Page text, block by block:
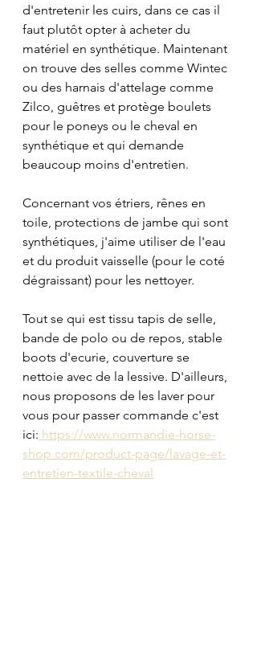
d'entretenir les cuirs, dans ce cas il
faut plutôt opter à acheter du
matériel en synthétique. Maintenant
on trouve des selles comme Wintec
ou des harnais d'attelage comme
Zilco, guêtres et protège boulets
pour le poneys ou le cheval en
synthétique et qui demande
beaucoup moins d'entretien.
Concernant vos étriers, rênes en
toile, protections de jambe qui sont
synthétiques, j'aime utiliser de l'eau
et du produit vaisselle (pour le coté
dégraissant) pour les nettoyer.
Tout se qui est tissu tapis de selle,
bande de polo ou de repos, stable
boots d'ecurie, couverture se
nettoie avec de la lessive. D'ailleurs,
nous proposons de les laver pour
vous pour passer commande c'est
ici: https://www.normandie-horse-
shop.com/product-page/lavage-et-
entretien-textile-cheval